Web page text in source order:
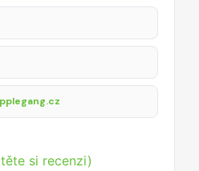
si recenzi)